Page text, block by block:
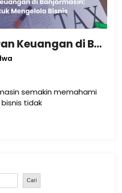
Membuat Laporan Keuangan di Banjarmasin: Langkah Penting untuk Mengelola Bisnis Secara Profesional
semakin memahami
tidak
Cari